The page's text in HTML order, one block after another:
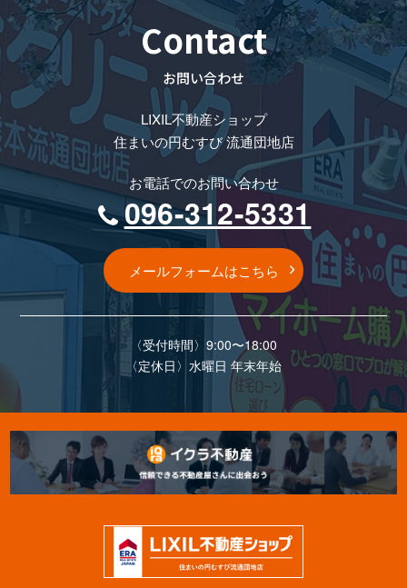
Contact
お問い合わせ
LIXIL不動産ショップ
住まいの円むすび 流通団地店
お電話でのお問い合わせ
096-312-5331
メールフォームはこちら
〈受付時間〉9:00〜18:00
〈定休⽇〉⽔曜⽇ 年末年始